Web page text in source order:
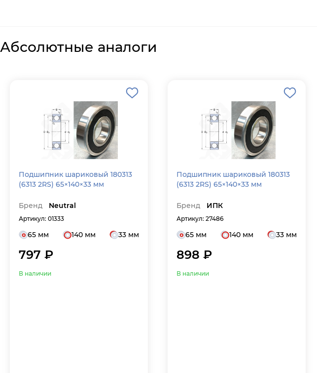
Абсолютные аналоги
Подшипник шариковый 180313
(6313 2RS) 65×140×33 мм
Бренд Neutral
Артикул: 01333
65 мм 140 мм 33 мм
797 ₽
В наличии
Подшипник шариковый 180313
(6313 2RS) 65×140×33 мм
Бренд ИПК
Артикул: 27486
65 мм 140 мм 33 мм
898 ₽
В наличии